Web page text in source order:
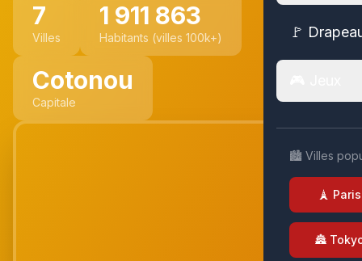
🚩
🏙️ Villes
🗼 Paris
🏯
7
Villes
1 911 863
Habitants (villes 100k+)
Cotonou
Capitale